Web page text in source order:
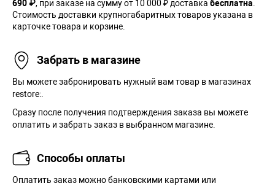
690 ₽, при заказе на сумму от 10 000 ₽ доставка бесплатна
Стоимость доставки крупногабаритных товаров указана в
карточке товара и корзине.
Забрать в магазине
Вы можете забронировать нужный вам товар в магазинах
restore:.
Сразу после получения подтверждения заказа вы можете
оплатить и забрать заказ в выбранном магазине.
Способы оплаты
Оплатить заказ можно банковскими картами или